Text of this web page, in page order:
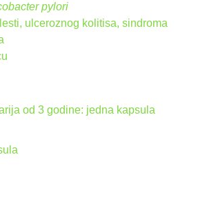
pylori
ulceroznog kolitisa, sindroma
od 3 godine: jedna kapsula